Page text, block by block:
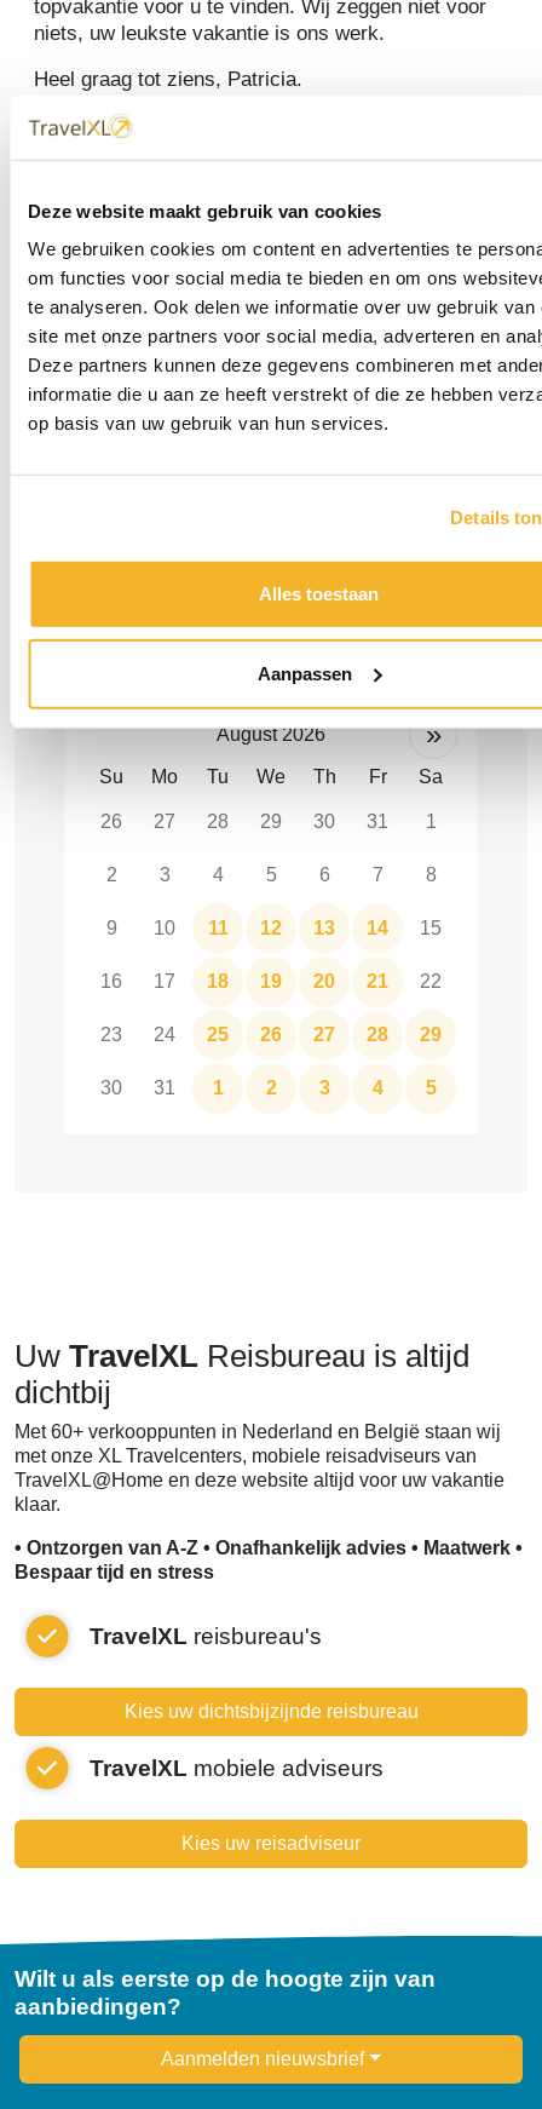
Deze website maakt gebruik van cookies
We gebruiken cookies om content en advertenties te
om functies voor social media te bieden en om ons
te analyseren. Ook delen we informatie over uw gebruik van
site met onze partners voor social media, adverteren en
Deze partners kunnen deze gegevens combineren met
informatie die u aan ze heeft verstrekt of die ze hebben
op basis van uw gebruik van hun services.
Details
Alles toestaan
Aanpassen
topvakantie voor u te vinden. Wij zeggen niet voor
niets, uw leukste vakantie is ons werk.
Heel graag tot ziens, Patricia.
Medewerkers
Patricia Koppens
Maak een afspraak
Kies een datum & tijd
August 2026 »
Su Mo Tu We Th Fr Sa
26 27 28 29 30 31 1
2 3 4 5 6 7 8
9 10 11 12 13 14 15
16 17 18 19 20 21 22
23 24 25 26 27 28 29
30 31 1 2 3 4 5
Uw TravelXL Reisbureau is altijd
dichtbij
Met 60+ verkooppunten in Nederland en België staan wij
met onze XL Travelcenters, mobiele reisadviseurs van
TravelXL@Home en deze website altijd voor uw vakantie
klaar.
• Ontzorgen van A-Z • Onafhankelijk advies • Maatwerk •
Bespaar tijd en stress
TravelXL reisbureau's
Kies uw dichtsbijzijnde reisbureau
TravelXL mobiele adviseurs
Kies uw reisadviseur
Wilt u als eerste op de hoogte zijn van
aanbiedingen?
Newsletter Aanmelden nieuwsbrief